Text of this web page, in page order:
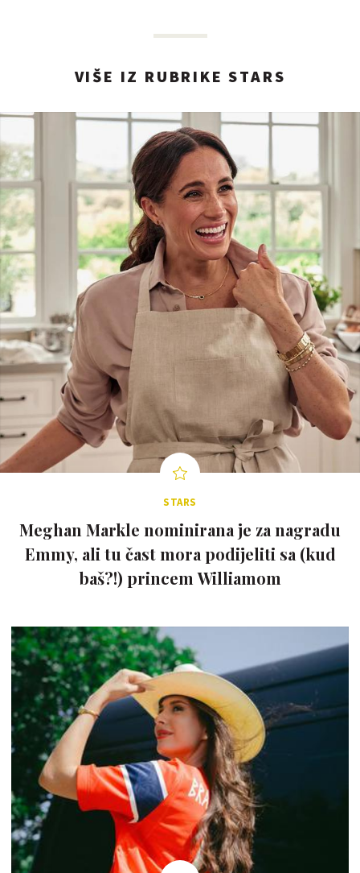
VIŠE IZ RUBRIKE STARS
STARS
Meghan Markle nominirana je za nagradu
Emmy, ali tu čast mora podijeliti sa (kud
baš?!) princem Williamom